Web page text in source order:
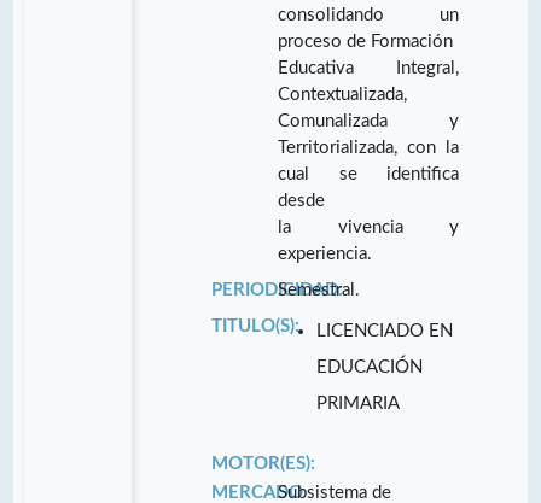
consolidando un
proceso de Formación
Educativa Integral,
Contextualizada,
Comunalizada y
Territorializada, con la
cual se identifica
desde
la vivencia y
experiencia.
PERIODICIDAD:
Semestral.
TITULO(S):
LICENCIADO EN
EDUCACIÓN
PRIMARIA
MOTOR(ES):
MERCADOSubsistema de